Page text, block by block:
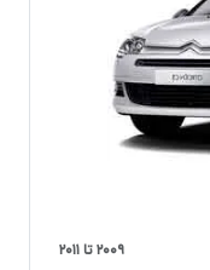
۲۰۰۹ تا ۲۰۱۱